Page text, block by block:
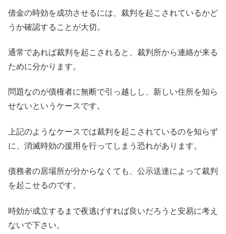
借金の時効を成功させるには、裁判を起こされているかど
うか確認することが大切。
通常であれば裁判を起こされると、裁判所から連絡が来る
ために分かります。
問題なのが債権者に無断で引っ越しし、新しい住所を知ら
せないというケースです。
上記のようなケースでは裁判を起こされているのを知らず
に、消滅時効の援用を行ってしまう恐れがあります。
債務者の居場所が分からなくても、公示送達によって裁判
を起こせるのです。
時効が成立するまで夜逃げすれば良いだろうと安易に考え
ないで下さい。